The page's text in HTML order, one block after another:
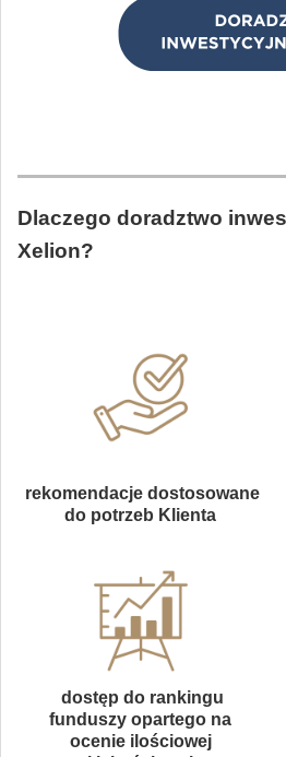
Dlaczego doradztwo
Xelion?
rekomendacje dostosowane
do potrzeb Klienta
dostęp do rankingu
funduszy opartego na
ocenie ilościowej